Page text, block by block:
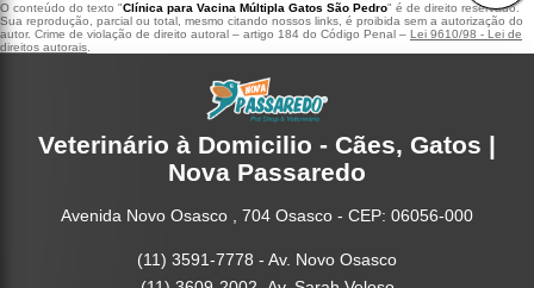
O conteúdo do texto "Clínica para Vacina Múltipla Gatos São Pedro" é de direito reservado.
Sua reprodução, parcial ou total, mesmo citando nossos links, é proibida sem a autorização do
autor. Crime de violação de direito autoral – artigo 184 do Código Penal – Lei 9610/98 - Lei de
direitos autorais
Veterinário à Domicilio - Cães, Gatos |
Nova Passaredo
Avenida Novo Osasco , 704 Osasco - CEP: 06056-000
(11) 3591-7778 - Av. Novo Osasco